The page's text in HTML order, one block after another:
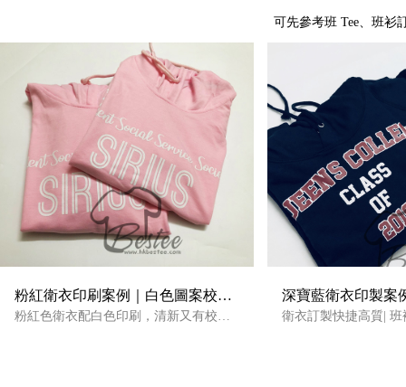
粉紅衛衣印刷案例｜白色圖案校園
感團體Hoodie參考
粉紅色衛衣配白色印刷，清新又有校園
深寶藍衛衣印製案
印衛衣、團體
衛衣訂製快捷高質|
可先參考班 Tee、班衫